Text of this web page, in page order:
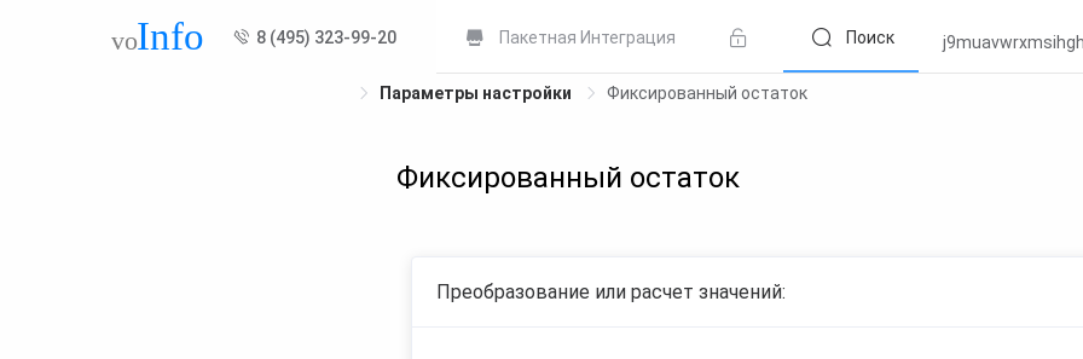
8 (495) 323-99-20 Пакетная Интеграция Поиск
Параметры настройки Фиксированный остаток
Фиксированный остаток
Преобразование или расчет значений: